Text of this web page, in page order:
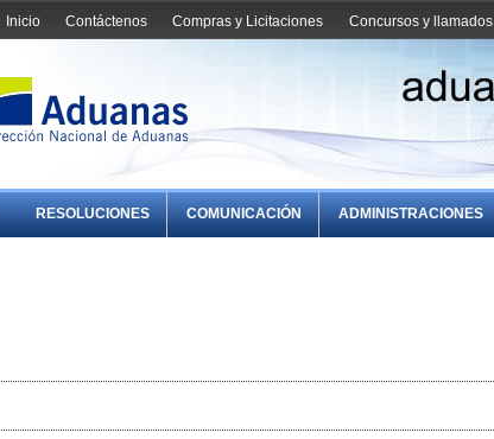
Concursos y llamados
Compras y Licitaciones
Contáctenos
Inicio
RESOLUCIONES COMUNICACIÓN ADMINISTRACIONES